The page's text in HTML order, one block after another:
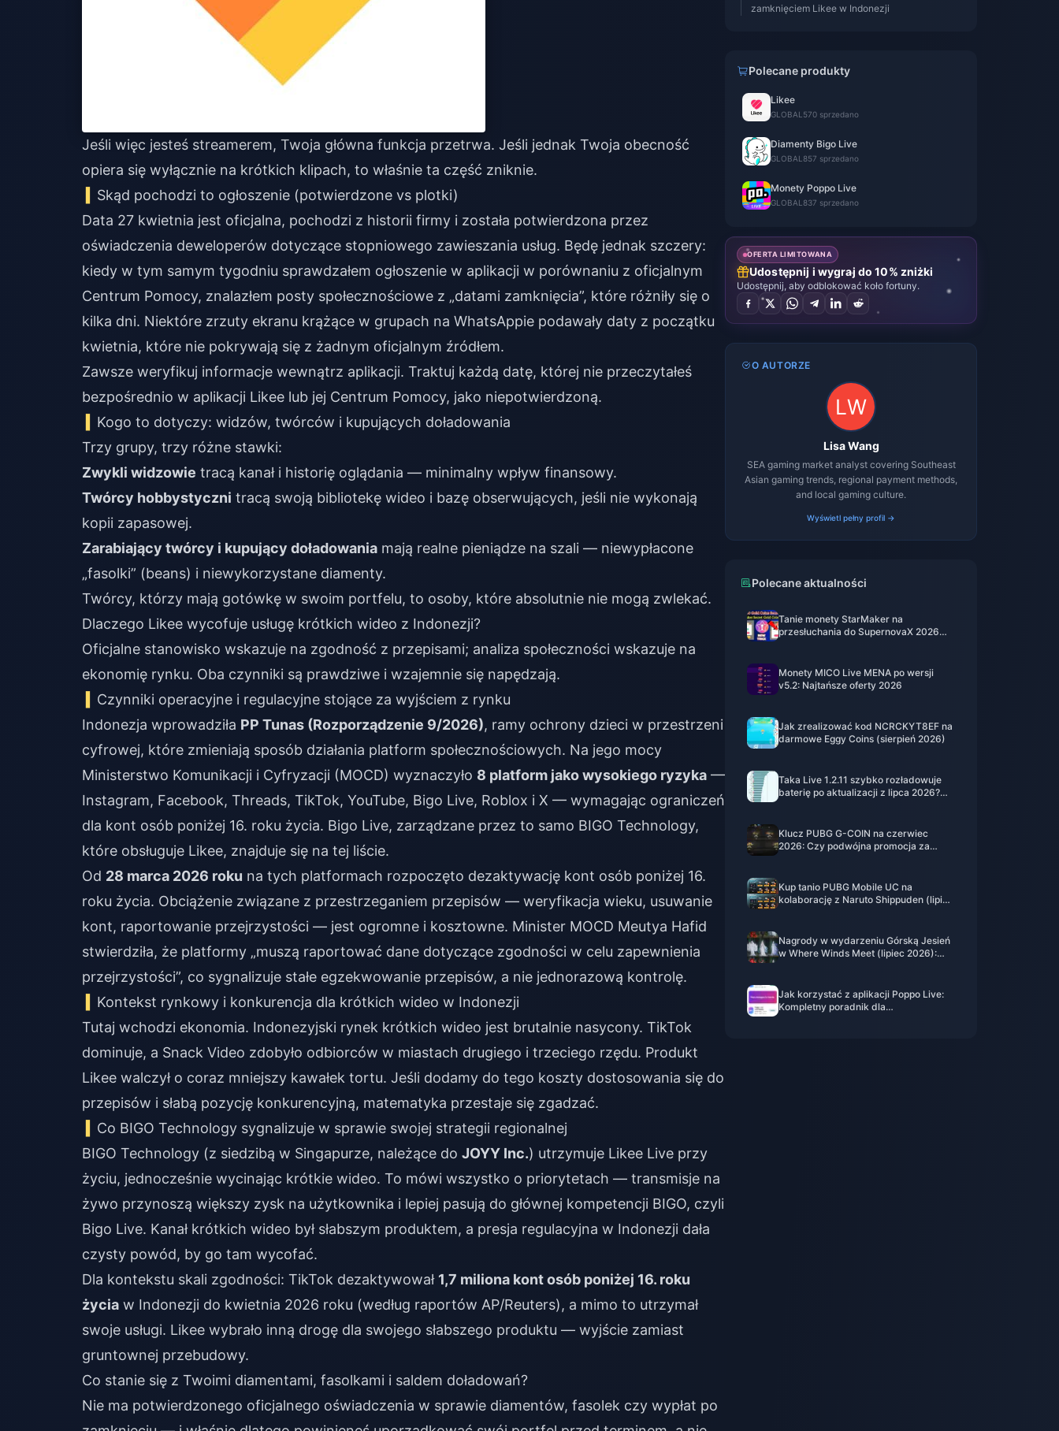
Jeśli więc jesteś streamerem, Twoja główna funkcja przetrwa. Jeśli jednak Twoja obecność
opiera się wyłącznie na krótkich klipach, to właśnie ta część zniknie.
Skąd pochodzi to ogłoszenie (potwierdzone vs plotki)
Data 27 kwietnia jest oficjalna, pochodzi z historii firmy i została potwierdzona przez
oświadczenia deweloperów dotyczące stopniowego zawieszania usług. Będę jednak szczery:
kiedy w tym samym tygodniu sprawdzałem ogłoszenie w aplikacji w porównaniu z oficjalnym
Centrum Pomocy, znalazłem posty społecznościowe z „datami zamknięcia”, które różniły się o
kilka dni. Niektóre zrzuty ekranu krążące w grupach na WhatsAppie podawały daty z początku
kwietnia, które nie pokrywają się z żadnym oficjalnym źródłem.
Zawsze weryfikuj informacje wewnątrz aplikacji. Traktuj każdą datę, której nie przeczytałeś
bezpośrednio w aplikacji Likee lub jej Centrum Pomocy, jako niepotwierdzoną.
Kogo to dotyczy: widzów, twórców i kupujących doładowania
Trzy grupy, trzy różne stawki:
Zwykli widzowie tracą kanał i historię oglądania — minimalny wpływ finansowy.
Twórcy hobbystyczni tracą swoją bibliotekę wideo i bazę obserwujących, jeśli nie wykonają
kopii zapasowej.
Zarabiający twórcy i kupujący doładowania mają realne pieniądze na szali — niewypłacone
„fasolki” (beans) i niewykorzystane diamenty.
Twórcy, którzy mają gotówkę w swoim portfelu, to osoby, które absolutnie nie mogą zwlekać.
Dlaczego Likee wycofuje usługę krótkich wideo z Indonezji?
Oficjalne stanowisko wskazuje na zgodność z przepisami; analiza społeczności wskazuje na
ekonomię rynku. Oba czynniki są prawdziwe i wzajemnie się napędzają.
Czynniki operacyjne i regulacyjne stojące za wyjściem z rynku
Indonezja wprowadziła PP Tunas (Rozporządzenie 9/2026), ramy ochrony dzieci w przestrzeni
cyfrowej, które zmieniają sposób działania platform społecznościowych. Na jego mocy
Ministerstwo Komunikacji i Cyfryzacji (MOCD) wyznaczyło 8 platform jako wysokiego ryzyka —
Instagram, Facebook, Threads, TikTok, YouTube, Bigo Live, Roblox i X — wymagając ograniczeń
dla kont osób poniżej 16. roku życia. Bigo Live, zarządzane przez to samo BIGO Technology,
które obsługuje Likee, znajduje się na tej liście.
Od 28 marca 2026 roku na tych platformach rozpoczęto dezaktywację kont osób poniżej 16.
roku życia. Obciążenie związane z przestrzeganiem przepisów — weryfikacja wieku, usuwanie
kont, raportowanie przejrzystości — jest ogromne i kosztowne. Minister MOCD Meutya Hafid
stwierdziła, że platformy „muszą raportować dane dotyczące zgodności w celu zapewnienia
przejrzystości”, co sygnalizuje stałe egzekwowanie przepisów, a nie jednorazową kontrolę.
Kontekst rynkowy i konkurencja dla krótkich wideo w Indonezji
Tutaj wchodzi ekonomia. Indonezyjski rynek krótkich wideo jest brutalnie nasycony. TikTok
dominuje, a Snack Video zdobyło odbiorców w miastach drugiego i trzeciego rzędu. Produkt
Likee walczył o coraz mniejszy kawałek tortu. Jeśli dodamy do tego koszty dostosowania się do
przepisów i słabą pozycję konkurencyjną, matematyka przestaje się zgadzać.
Co BIGO Technology sygnalizuje w sprawie swojej strategii regionalnej
BIGO Technology (z siedzibą w Singapurze, należące do JOYY Inc.) utrzymuje Likee Live przy
życiu, jednocześnie wycinając krótkie wideo. To mówi wszystko o priorytetach — transmisje na
żywo przynoszą większy zysk na użytkownika i lepiej pasują do głównej kompetencji BIGO, czyli
Bigo Live. Kanał krótkich wideo był słabszym produktem, a presja regulacyjna w Indonezji dała
czysty powód, by go tam wycofać.
Dla kontekstu skali zgodności: TikTok dezaktywował 1,7 miliona kont osób poniżej 16. roku
życia w Indonezji do kwietnia 2026 roku (według raportów AP/Reuters), a mimo to utrzymał
swoje usługi. Likee wybrało inną drogę dla swojego słabszego produktu — wyjście zamiast
gruntownej przebudowy.
Co stanie się z Twoimi diamentami, fasolkami i saldem doładowań?
Nie ma potwierdzonego oficjalnego oświadczenia w sprawie diamentów, fasolek czy wypłat po
zamknięciem Likee w Indonezji
Polecane produkty
Likee
GLOBAL 570 sprzedano
Diamenty Bigo Live
GLOBAL 857 sprzedano
Monety Poppo Live
GLOBAL 837 sprzedano
OFERTA LIMITOWANA
Udostępnij i wygraj do 10% zniżki
Udostępnij, aby odblokować koło fortuny.
O AUTORZE
Lisa Wang
SEA gaming market analyst covering Southeast
Asian gaming trends, regional payment methods,
and local gaming culture.
Wyświetl pełny profil →
Polecane aktualności
Tanie monety StarMaker na
przesłuchania do SupernovaX 2026
Monety MICO Live MENA po wersji
v5.2: Najtańsze oferty 2026
Jak zrealizować kod NCRCKYT8EF na
darmowe Eggy Coins (sierpień 2026)
Taka Live 1.2.11 szybko rozładowuje
baterię po aktualizacji z lipca 2026?
Klucz PUBG G-COIN na czerwiec
2026: Czy podwójna promocja za
Kup tanio PUBG Mobile UC na
kolaborację z Naruto Shippuden (lipiec
Nagrody w wydarzeniu Górską Jesień
w Where Winds Meet (lipiec 2026):
Jak korzystać z aplikacji Poppo Live:
Kompletny poradnik dla